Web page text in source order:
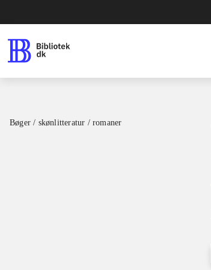
Bøger / skønlitteratur / romaner